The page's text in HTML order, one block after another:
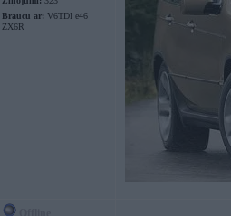
Braucu ar: V6TDI e46
ZX6R